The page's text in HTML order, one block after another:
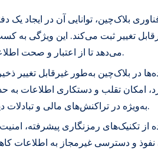
بلاک‌چین، توانایی آن در ایجاد
تغییر ثبت می‌کند. این ویژگی به
می‌دهد تا از اعتبار و صحت اطلاعات اطمینان حاصل کنند.
در بلاک‌چین به‌طور غیرقابل تغییر
امکان تقلب و دستکاری اطلاعات
به‌ویژه در تراکنش‌های مالی و تبادلات دیجیتال اهمیت زیادی دارد.
از تکنیک‌های رمزنگاری پیشرفته،
و دسترسی غیرمجاز به اطلاعات